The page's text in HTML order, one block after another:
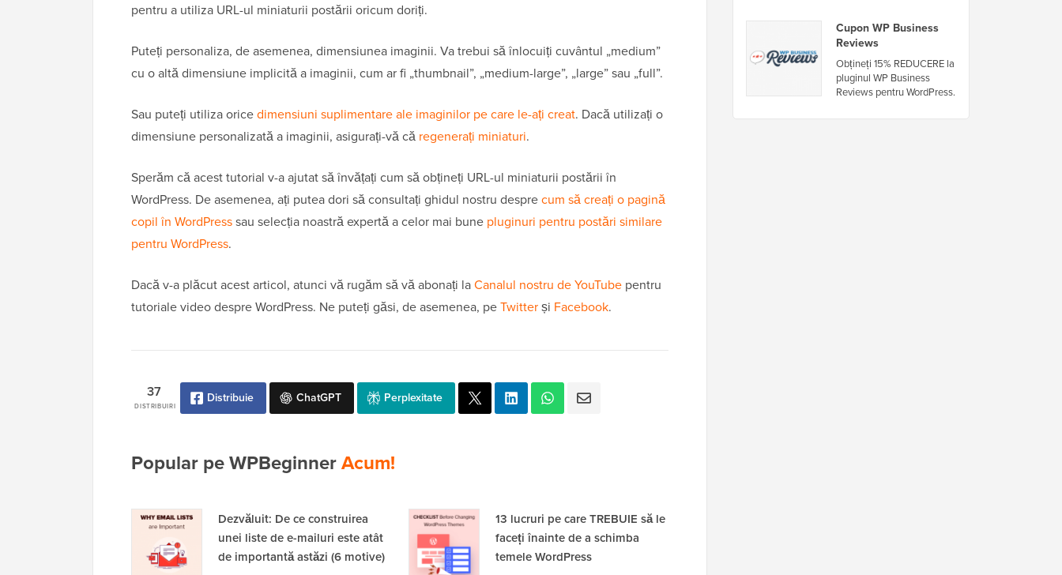
pentru a utiliza URL-ul miniaturii postării oricum doriți.
Puteți personaliza, de asemenea, dimensiunea imaginii. Va trebui să înlocuiți cuvântul „medium”
cu o altă dimensiune implicită a imaginii, cum ar fi „thumbnail”, „medium-large”, „large” sau „full”.
Sau puteți utiliza oricedimensiuni suplimentare ale imaginilor pe care le-ați creat. Dacă utilizați o
dimensiune personalizată a imaginii, asigurați-vă că regenerați miniaturi.
Sperăm că acest tutorial v-a ajutat să învățați cum să obțineți URL-ul miniaturii postării în
WordPress. De asemenea, ați putea dori să consultați ghidul nostru desprecum să creați o pagină
copil în WordPresssau selecția noastră expertă a celor mai bune pluginuri pentru postări similare
pentru WordPress.
Dacă v-a plăcut acest articol, atunci vă rugăm să vă abonați laCanalul nostru de YouTube pentru
tutoriale video despre WordPress. Ne puteți găsi, de asemenea, peTwitterși Facebook.
DISTRIBUIRI
37 Distribuie ChatGPT Perplexitate
Popular pe WPBeginnerAcum!
Dezvăluit: De ce construirea
unei liste de e-mailuri este atât
de importantă astăzi (6 motive)
13 lucruri pe care TREBUIE să le
faceți înainte de a schimba
temele WordPress
Cupon WP Business
Reviews
Obțineți 15% REDUCERE la
pluginul WP Business
Reviews pentru WordPress.